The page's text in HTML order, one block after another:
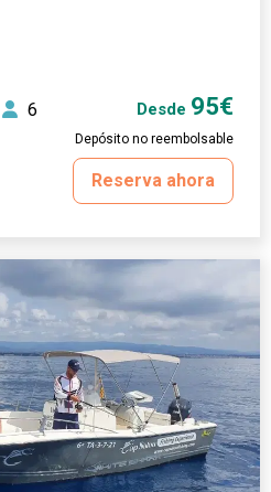
6 Desde 95€
Depósito no reembolsable
Reserva ahora